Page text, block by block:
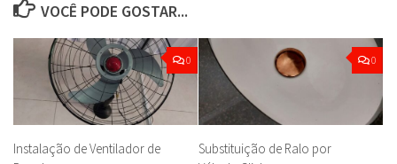
VOCÊ PODE GOSTAR...
0
Instalação de Ventilador de
0
Substituição de Ralo por